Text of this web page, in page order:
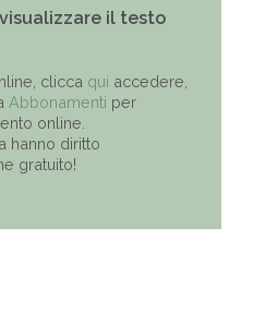
il testo
clicca qui accedere,
Abbonamenti per
online.
hanno diritto
gratuito!